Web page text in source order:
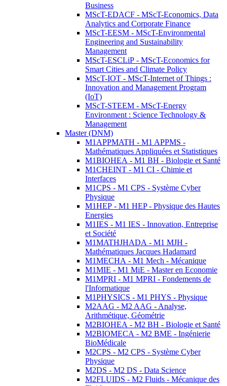
Business
MScT-EDACF - MScT-Economics, Data
Analytics and Corporate Finance
MScT-EESM - MScT-Environmental
Engineering and Sustainability
Management
MScT-ESCLiP - MScT-Economics for
Smart Cities and Climate Policy
MScT-IOT - MScT-Internet of Things :
Innovation and Management Program
(IoT)
MScT-STEEM - MScT-Energy
Environment : Science Technology &
Management
Master (DNM)
M1APPMATH - M1 APPMS -
Mathématiques Appliquées et Statistiques
M1BIOHEA - M1 BH - Biologie et Santé
M1CHEINT - M1 CI - Chimie et
Interfaces
M1CPS - M1 CPS - Système Cyber
Physique
M1HEP - M1 HEP - Physique des Hautes
Energies
M1IES - M1 IES - Innovation, Entreprise
et Société
M1MATHJHADA - M1 MJH -
Mathématiques Jacques Hadamard
M1MECHA - M1 Mech - Mécanique
M1MIE - M1 MiE - Master en Economie
M1MPRI - M1 MPRI - Fondements de
l'Informatique
M1PHYSICS - M1 PHYS - Physique
M2AAG - M2 AAG - Analyse,
Arithmétique, Géométrie
M2BIOHEA - M2 BH - Biologie et Santé
M2BIOMECA - M2 BME - Ingénierie
BioMédicale
M2CPS - M2 CPS - Système Cyber
Physique
M2DS - M2 DS - Data Science
M2FLUIDS - M2 Fluids - Mécanique des